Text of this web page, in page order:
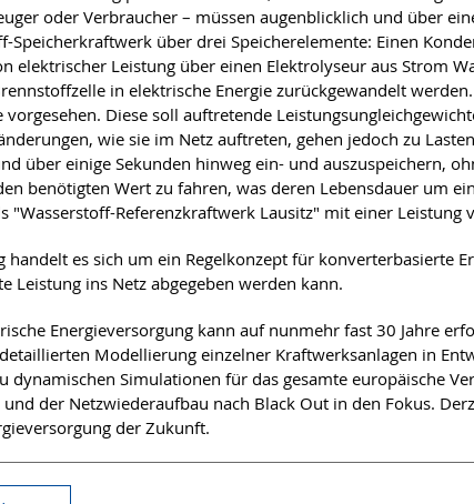
oder Verbraucher – müssen augenblicklich und über
Speicherkraftwerk über drei Speicherelemente: Einen
elektrischer Leistung über einen Elektrolyseur aus Strom
in elektrische Energie zurückgewandelt
vorgesehen. Diese soll auftretende
wie sie im Netz auftreten, gehen jedoch zu
über einige Sekunden hinweg ein- und auszuspeichern,
benötigten Wert zu fahren, was deren Lebensdauer um
"Wasserstoff-Referenzkraftwerk Lausitz" mit einer
handelt es sich um ein Regelkonzept für konverterbasierte
Leistung ins Netz abgegeben werden kann.
Energieversorgung kann auf nunmehr fast 30 Jahre
Modellierung einzelner Kraftwerksanlagen in
Simulationen für das gesamte europäische
der Netzwiederaufbau nach Black Out in den Fokus.
der Zukunft.